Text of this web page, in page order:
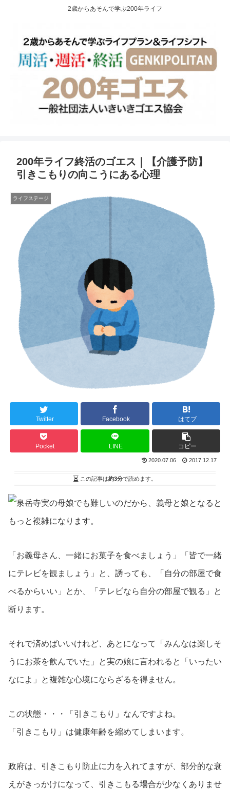
2歳からあそんで学ぶ200年ライフ
200年ライフ終活のゴエス｜【介護予防】
引きこもりの向こうにある心理
ライフステージ
Twitter Facebook はてブ
Pocket LINE コピー
2020.07.06 2017.12.17
この記事は約3分で読めます。
実の母娘でも難しいのだから、義母と娘となると
もっと複雑になります。
「お義母さん、一緒にお菓子を食べましょう」「皆で一緒
にテレビを観ましょう」と、誘っても、「自分の部屋で食
べるからいい」とか、「テレビなら自分の部屋で観る」と
断ります。
それで済めばいいけれど、あとになって「みんなは楽しそ
うにお茶を飲んでいた」と実の娘に言われると「いったい
なによ」と複雑な心境にならざるを得ません。
この状態・・・「引きこもり」なんですよね。
「引きこもり」は健康年齢を縮めてしまいます。
政府は、引きこもり防止に力を入れてますが、部分的な衰
えがきっかけになって、引きこもる場合が少なくありませ